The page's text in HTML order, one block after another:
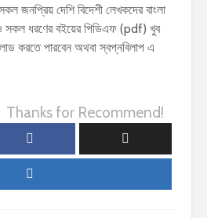
জনপ্রিয় দেশি বিদেশী লেখকদের বাংলা
সকল ধরণের বইয়ের পিডিএফ (pdf) খুব
করতে পারবেন অথবা স্বপ্নবিলাপ এ
Thanks for Recommend!